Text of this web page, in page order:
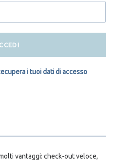
i tuoi dati di accesso
vantaggi: check-out veloce,